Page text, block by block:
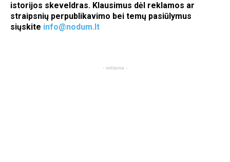
istorijos skeveldras. Klausimus dėl reklamos ar
straipsnių perpublikavimo bei temų pasiūlymus
siųskite info@nodum.lt
- reklama -